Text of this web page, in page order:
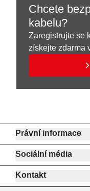
Chcete
kabelu?
Zaregistrujte se
získejte zdarma
Právní informace
Sociální média
Kontakt